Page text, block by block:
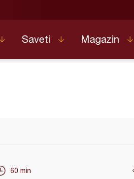
Saveti Magazin
60 min